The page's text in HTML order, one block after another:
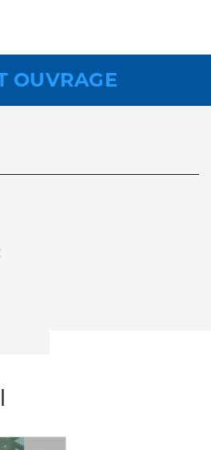
OUVRAGE